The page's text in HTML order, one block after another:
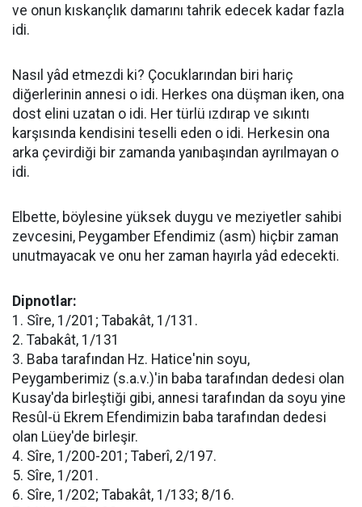
ve onun kıskançlık damarını tahrik edecek kadar fazla
idi.
Nasıl yâd etmezdi ki? Çocuklarından biri hariç
diğerlerinin annesi o idi. Herkes ona düşman iken, ona
dost elini uzatan o idi. Her türlü ızdırap ve sıkıntı
karşısında kendisini teselli eden o idi. Herkesin ona
arka çevirdiği bir zamanda yanıbaşından ayrılmayan o
idi.
Elbette, böylesine yüksek duygu ve meziyetler sahibi
zevcesini, Peygamber Efendimiz (asm) hiçbir zaman
unutmayacak ve onu her zaman hayırla yâd edecekti.
Dipnotlar:
1. Sîre, 1/201; Tabakât, 1/131.
2. Tabakât, 1/131
3. Baba tarafından Hz. Hatice'nin soyu,
Peygamberimiz (s.a.v.)'in baba tarafından dedesi olan
Kusay'da birleştiği gibi, annesi tarafından da soyu yine
Resûl-ü Ekrem Efendimizin baba tarafından dedesi
olan Lüey'de birleşir.
4. Sîre, 1/200-201; Taberî, 2/197.
5. Sîre, 1/201.
6. Sîre, 1/202; Tabakât, 1/133; 8/16.